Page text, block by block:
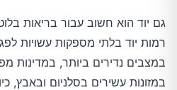
גם יוד הוא חשוב עבור בריאות
רמות יוד בלתי מספקות עשויות
במצבים נדירים ביותר, במדינות
במזונות עשירים בסלניום ובאבץ,